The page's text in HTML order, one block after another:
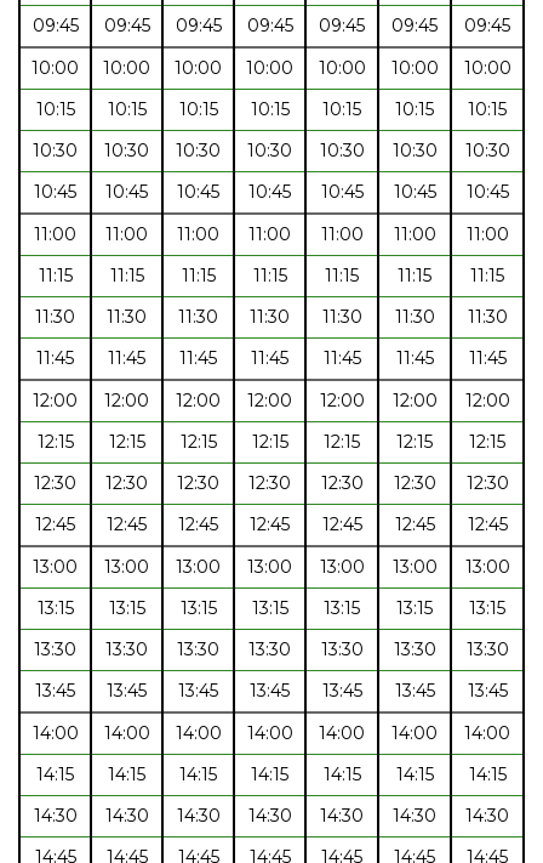
09:45
09:45 09:45 09:45 09:45 09:45
09:45
10:00
10:00 10:00 10:00 10:00 10:00
10:00
10:15
10:15 10:15 10:15 10:15 10:15
10:15
10:30
10:30 10:30 10:30 10:30 10:30
10:30
10:45
10:45 10:45 10:45 10:45 10:45
10:45
11:00
11:00 11:00 11:00 11:00 11:00
11:00
11:15
11:15 11:15 11:15 11:15 11:15
11:15
11:30
11:30 11:30 11:30 11:30 11:30
11:30
11:45
11:45 11:45 11:45 11:45 11:45
11:45
12:00
12:00 12:00 12:00 12:00 12:00
12:00
12:15
12:15 12:15 12:15 12:15 12:15
12:15
12:30
12:30 12:30 12:30 12:30 12:30
12:30
12:45
12:45 12:45 12:45 12:45 12:45
12:45
13:00
13:00 13:00 13:00 13:00 13:00
13:00
13:15
13:15 13:15 13:15 13:15 13:15
13:15
13:30
13:30 13:30 13:30 13:30 13:30
13:30
13:45
13:45 13:45 13:45 13:45 13:45
13:45
14:00
14:00 14:00 14:00 14:00 14:00
14:00
14:15
14:15 14:15 14:15 14:15 14:15
14:15
14:30
14:30 14:30 14:30 14:30 14:30
14:30
14:45
14:45 14:45 14:45 14:45 14:45
14:45